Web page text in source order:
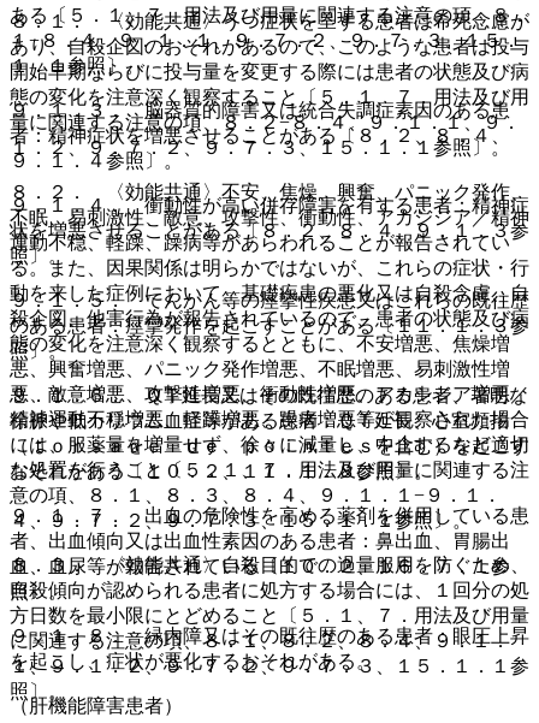
ある〔５．１、７．用法及び用量に関連する注意の項、８．
１−８．４、９．１．１、９．７．２、９．７．３、１５．
１．１参照〕。
９．１．３． 脳器質的障害又は統合失調症素因のある患
者：精神症状を増悪させることがある〔８．２、８．４、
９．１．４参照〕。
９．１．４． 衝動性が高い併存障害を有する患者：精神症
状を増悪させることがある〔８．２、８．４、９．１．３参
照〕。
９．１．５． てんかん等の痙攣性疾患又はこれらの既往歴
のある患者：痙攣発作を起こすことがある〔１１．１．３参
照〕。
９．１．６． ＱＴ延長又はその既往歴のある患者、著明な
徐脈や低カリウム血症等がある患者：ＱＴ延長、心室頻拍
（ｔｏｒｓａｄｅ ｄｅ ｐｏｉｎｔｅｓを含む）を起こす
おそれがある〔１０．２、１１．１．８参照〕。
９．１．７． 出血の危険性を高める薬剤を併用している患
者、出血傾向又は出血性素因のある患者：鼻出血、胃腸出
血、血尿等が報告されている〔１０．２、１６．７．１参
照〕。
９．１．８． 緑内障又はその既往歴のある患者：眼圧上昇
を起こし、症状が悪化するおそれがある。
（肝機能障害患者）
８．１． 〈効能共通〉うつ症状を呈する患者は希死念慮が
あり、自殺企図のおそれがあるので、このような患者は投与
開始早期ならびに投与量を変更する際には患者の状態及び病
態の変化を注意深く観察すること〔５．１、７．用法及び用
量に関連する注意の項、８．２−８．４、９．１．１、９．
１．２、９．７．２、９．７．３、１５．１．１参照〕。
８．２． 〈効能共通〉不安、焦燥、興奮、パニック発作、
不眠、易刺激性、敵意、攻撃性、衝動性、アカシジア／精神
運動不穏、軽躁、躁病等があらわれることが報告されてい
る。また、因果関係は明らかではないが、これらの症状・行
動を来した症例において、基礎疾患の悪化又は自殺念慮、自
殺企図、他害行為が報告されているので、患者の状態及び病
態の変化を注意深く観察するとともに、不安増悪、焦燥増
悪、興奮増悪、パニック発作増悪、不眠増悪、易刺激性増
悪、敵意増悪、攻撃性増悪、衝動性増悪、アカシジア増悪／
精神運動不穏増悪、軽躁増悪、躁病増悪等が観察された場合
には、服薬量を増量せず、徐々に減量し、中止するなど適切
な処置を行うこと〔５．１、７．用法及び用量に関連する注
意の項、８．１、８．３、８．４、９．１．１−９．１．
４、９．７．２、９．７．３、１５．１．１参照〕。
８．３． 〈効能共通〉自殺目的での過量服用を防ぐため、
自殺傾向が認められる患者に処方する場合には、１回分の処
方日数を最小限にとどめること〔５．１、７．用法及び用量
に関連する注意の項、８．１、８．２、８．４、９．１．
１、９．１．２、９．７．２、９．７．３、１５．１．１参
照〕。